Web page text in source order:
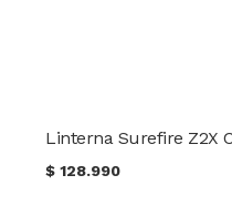
Linterna Surefire Z2X
$128.990